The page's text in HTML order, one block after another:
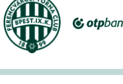
– rekordokat döntött a
a XVII. KEK!